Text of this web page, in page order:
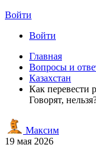
Войти
Войти
Главная
Вопросы и
Казахстан
Как перевести
Говорят,
Максим
19 мая 2026